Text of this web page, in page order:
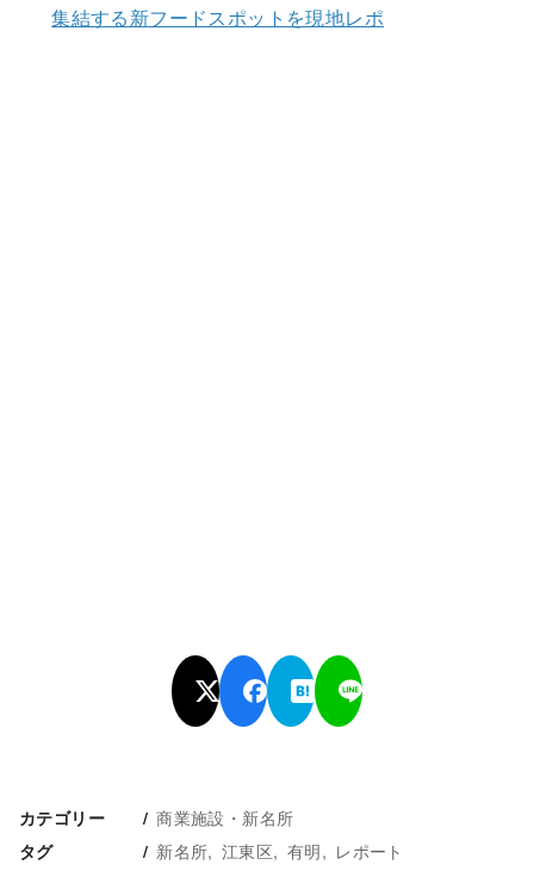
集結する新フードスポットを現地レポ
カテゴリー 商業施設・新名所
タグ 新名所 江東区 有明 レポート